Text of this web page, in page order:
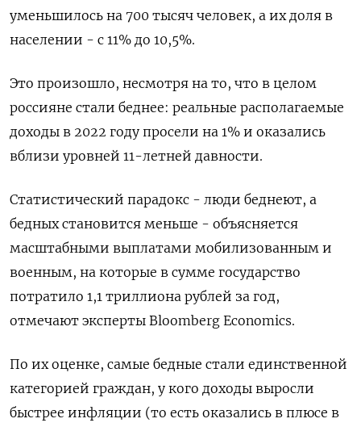
уменьшилось на 700 тысяч человек, а их доля в
населении - с 11% до 10,5%.
Это произошло, несмотря на то, что в целом
россияне стали беднее: реальные располагаемые
доходы в 2022 году просели на 1% и оказались
вблизи уровней 11-летней давности.
Статистический парадокс - люди беднеют, а
бедных становится меньше - объясняется
масштабными выплатами мобилизованным и
военным, на которые в сумме государство
потратило 1,1 триллиона рублей за год,
отмечают эксперты Bloomberg Economics.
По их оценке, самые бедные стали единственной
категорией граждан, у кого доходы выросли
быстрее инфляции (то есть оказались в плюсе в